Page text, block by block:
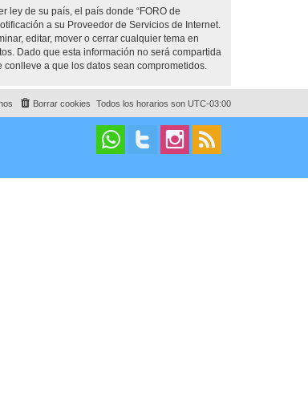
ley de su país, el país donde “FORO de
a su Proveedor de Servicios de Internet.
editar, mover o cerrar cualquier tema en
Dado que esta información no será compartida
a que los datos sean comprometidos.
Todos los horarios son UTC-03:00
Borrar cookies